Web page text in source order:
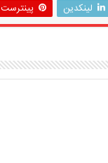
لینکدین پینترست